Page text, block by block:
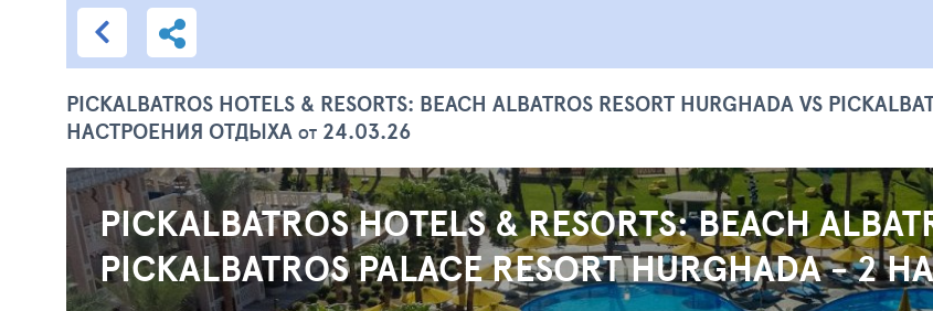
PICKALBATROS HOTELS & RESORTS: BEACH ALBATROS RESORT HURGHADA VS
НАСТРОЕНИЯ ОТДЫХА ОТ 24.03.26
PICKALBATROS HOTELS & RESORTS: BEACH
PICKALBATROS PALACE RESORT HURGHADA -